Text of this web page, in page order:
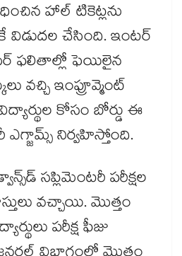
హాల్ టికెట్లను
విడుదల చేసింది. ఇంటర్
ఫలితాల్లో ఫెయిలైన
వచ్చి ఇంప్రూవ్మెంట్
కోసం బోర్డు ఈ
ఎగ్జామ్స్ నిర్వహిస్తోంది.
సప్లిమెంటరీ పరీక్షల
వచ్చాయి. మొత్తం
పరీక్ష ఫీజు